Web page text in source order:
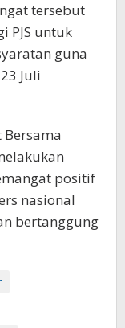
tersebut
PJS untuk
guna
Juli
positif
nasional
bertanggung